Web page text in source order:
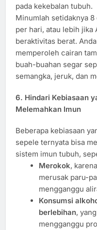
pada kekebalan tubuh.
Minumlah setidaknya 8
per hari, atau lebih jika
beraktivitas berat.
memperoleh cairan
buah-buahan segar
semangka, jeruk, dan
6. Hindari Kebiasaan
Melemahkan Imun
Beberapa kebiasaan
sepele ternyata bisa
sistem imun tubuh,
Merokok,
merusak paru-
mengganggu
Konsumsi
berlebihan,
mengganggu